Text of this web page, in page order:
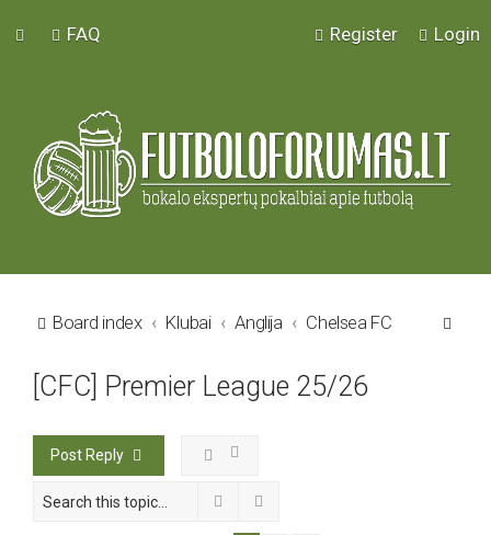
FAQ Login
Register
Board index Klubai Anglija Chelsea FC
[CFC] Premier League 25/26
Post Reply
Search